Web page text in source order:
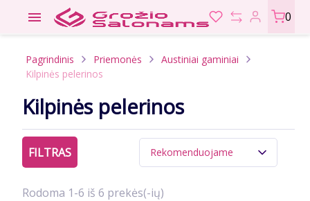
 0
Pagrindinis Priemonės
Austiniai gaminiai
Kilpinės pelerinos
Kilpinės pelerinos
Rekomenduojame
FILTRAS
Rodoma 1-6 iš 6 prekės(-ių)